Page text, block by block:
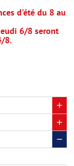
d'été du 8 au
6/8 seront
8.